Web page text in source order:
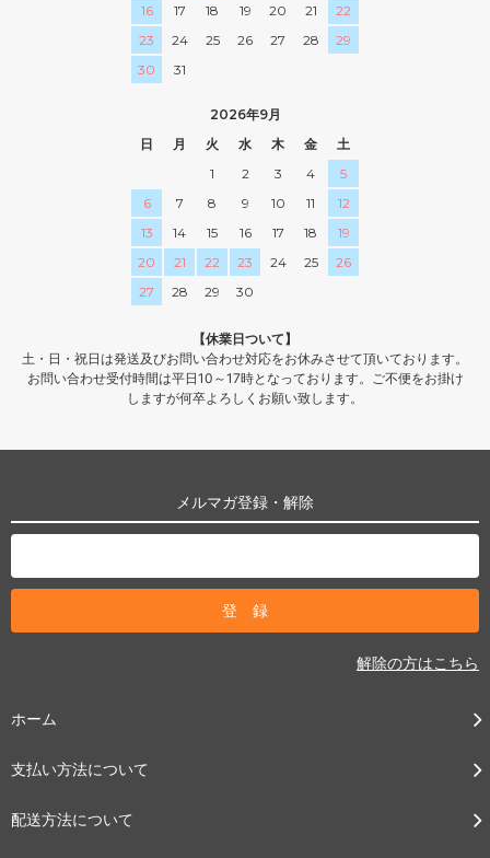
16
17 18 19 20 21
22
23
24 25 26 27 28
29
30
31
2026年9月
日
月 火 水 木 金
土
1
2 3 4
5
6
7 8 9 10 11
12
13
14 15 16 17 18
19
20
21 22 23 24 25
26
27
28 29 30
【休業日ついて】
土・日・祝日は発送及びお問い合わせ対応をお休みさせて頂いております。
お問い合わせ受付時間は平日10～17時となっております。ご不便をお掛け
しますが何卒よろしくお願い致します。
メルマガ登録・解除
解除の方はこちら
ホーム
支払い方法について
配送方法について